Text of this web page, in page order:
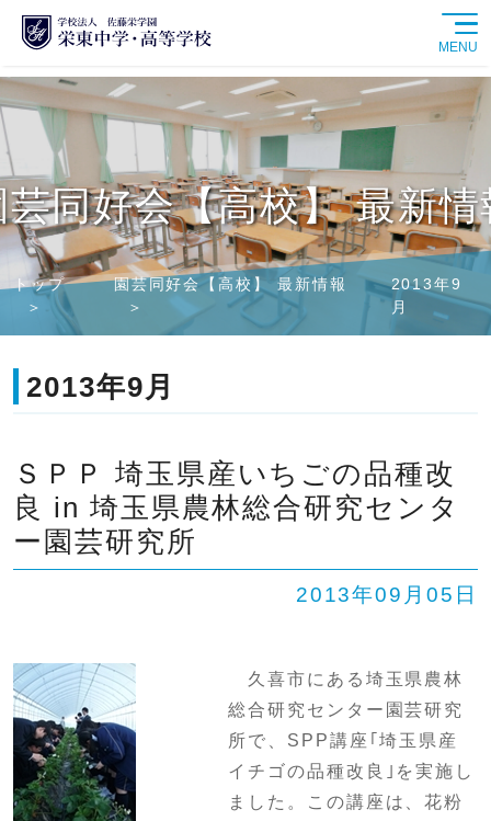
MENU
SHIP 卒業生の方へ
中学校問い合わせ
学校紹介
中学校
高等学校
学校生活
進路情報
芸同好会【高校】 最新情
トップ 園芸同好会【高校】 最新情報
2013年9
月
2013年9月
ＳＰＰ 埼玉県産いちごの品種改
良 in 埼玉県農林総合研究センタ
ー園芸研究所
2013年09月05日
久喜市にある埼玉県農林
総合研究センター園芸研究
所で、 SPP講座｢埼玉県産
イチゴの品種改良｣を実施し
ました。この講座は、花粉